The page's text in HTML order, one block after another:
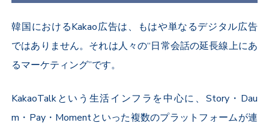
韓国におけるKakao広告は、もはや単なるデジタル広告
ではありません。それは人々の“日常会話の延長線上にあ
るマーケティング”です。
KakaoTalkという生活インフラを中心に、 Story・ Dau
m ・ Pay・ Momentといった複数のプラットフォームが連